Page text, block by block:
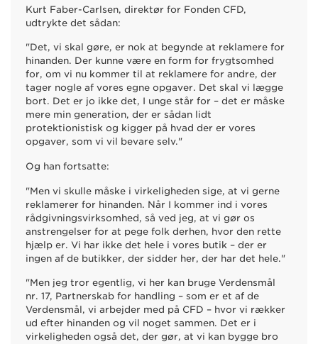
Kurt Faber-Carlsen, direktør for Fonden CFD,
udtrykte det sådan:
"Det, vi skal gøre, er nok at begynde at reklamere for
hinanden. Der kunne være en form for frygtsomhed
for, om vi nu kommer til at reklamere for andre, der
tager nogle af vores egne opgaver. Det skal vi lægge
bort. Det er jo ikke det, I unge står for – det er måske
mere min generation, der er sådan lidt
protektionistisk og kigger på hvad der er vores
opgaver, som vi vil bevare selv."
Og han fortsatte:
"Men vi skulle måske i virkeligheden sige, at vi gerne
reklamerer for hinanden. Når I kommer ind i vores
rådgivningsvirksomhed, så ved jeg, at vi gør os
anstrengelser for at pege folk derhen, hvor den rette
hjælp er. Vi har ikke det hele i vores butik – der er
ingen af de butikker, der sidder her, der har det hele."
"Men jeg tror egentlig, vi her kan bruge Verdensmål
nr. 17, Partnerskab for handling – som er et af de
Verdensmål, vi arbejder med på CFD – hvor vi rækker
ud efter hinanden og vil noget sammen. Det er i
virkeligheden også det, der gør, at vi kan bygge bro